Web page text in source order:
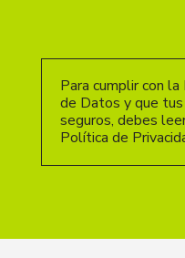
Para cumplir con
de Datos y que
seguros, debes
Política de